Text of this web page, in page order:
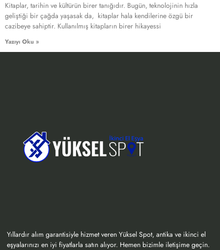
Kitaplar, tarihin ve kültürün birer tanığıdır. Bugün, teknolojinin hızla
geliştiği bir çağda yaşasak da, kitaplar hala kendilerine özgü bir
cazibeye sahiptir. Kullanılmış kitapların birer hikayessi
Yazıyı Oku »
Yıllardır alım garantisiyle hizmet veren Yüksel Spot, antika ve ikinci el
eşyalarınızı en iyi fiyatlarla satın alıyor. Hemen bizimle iletişime geçin.